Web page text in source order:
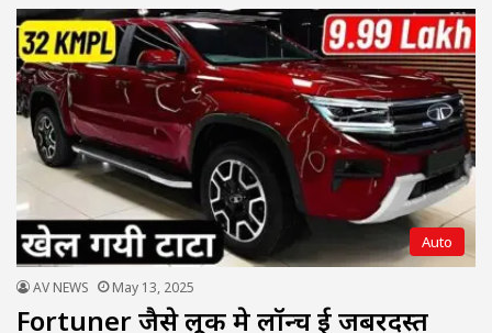
Auto
AV NEWS May 13, 2025
Fortuner जैसे लूक मे लॉन्च हुई जबरदस्त